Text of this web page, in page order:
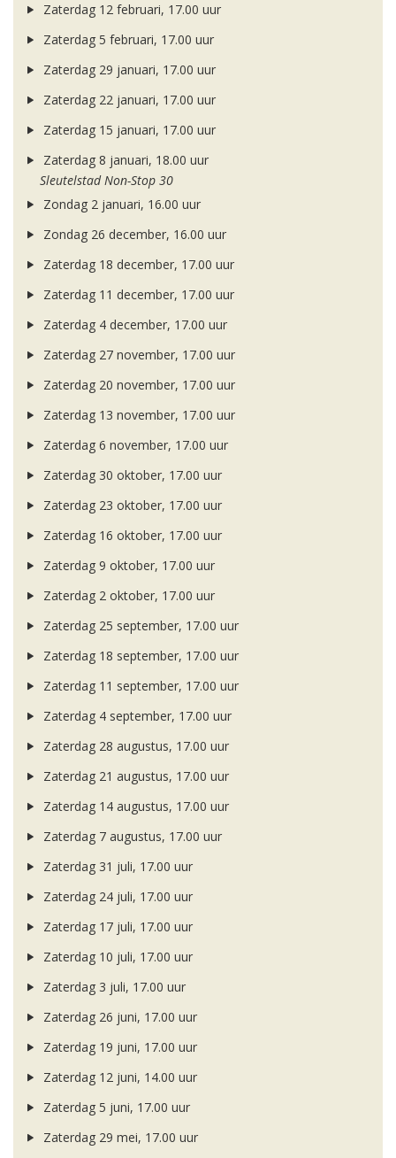
Zaterdag 12 februari, 17.00 uur
Zaterdag 5 februari, 17.00 uur
Zaterdag 29 januari, 17.00 uur
Zaterdag 22 januari, 17.00 uur
Zaterdag 15 januari, 17.00 uur
Zaterdag 8 januari, 18.00 uur
Sleutelstad Non-Stop 30
Zondag 2 januari, 16.00 uur
Zondag 26 december, 16.00 uur
Zaterdag 18 december, 17.00 uur
Zaterdag 11 december, 17.00 uur
Zaterdag 4 december, 17.00 uur
Zaterdag 27 november, 17.00 uur
Zaterdag 20 november, 17.00 uur
Zaterdag 13 november, 17.00 uur
Zaterdag 6 november, 17.00 uur
Zaterdag 30 oktober, 17.00 uur
Zaterdag 23 oktober, 17.00 uur
Zaterdag 16 oktober, 17.00 uur
Zaterdag 9 oktober, 17.00 uur
Zaterdag 2 oktober, 17.00 uur
Zaterdag 25 september, 17.00 uur
Zaterdag 18 september, 17.00 uur
Zaterdag 11 september, 17.00 uur
Zaterdag 4 september, 17.00 uur
Zaterdag 28 augustus, 17.00 uur
Zaterdag 21 augustus, 17.00 uur
Zaterdag 14 augustus, 17.00 uur
Zaterdag 7 augustus, 17.00 uur
Zaterdag 31 juli, 17.00 uur
Zaterdag 24 juli, 17.00 uur
Zaterdag 17 juli, 17.00 uur
Zaterdag 10 juli, 17.00 uur
Zaterdag 3 juli, 17.00 uur
Zaterdag 26 juni, 17.00 uur
Zaterdag 19 juni, 17.00 uur
Zaterdag 12 juni, 14.00 uur
Zaterdag 5 juni, 17.00 uur
Zaterdag 29 mei, 17.00 uur